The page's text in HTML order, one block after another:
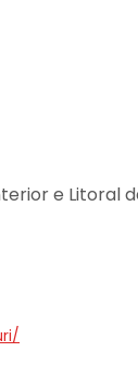
e Litoral